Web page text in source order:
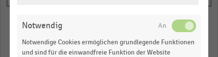
1.03614.
Merken Teilen
Notwendig
Notwendige Cookies ermöglichen grundlegende Funktionen
und sind für die einwandfreie Funktion der Website